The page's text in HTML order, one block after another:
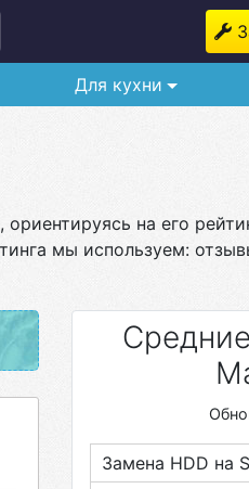
Для кухни
на его
мы используем:
Замена HDD на